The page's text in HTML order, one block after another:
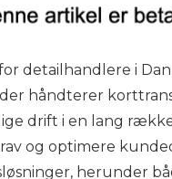
detailhandlere i
håndterer
drift i en lang
og optimere
herunder